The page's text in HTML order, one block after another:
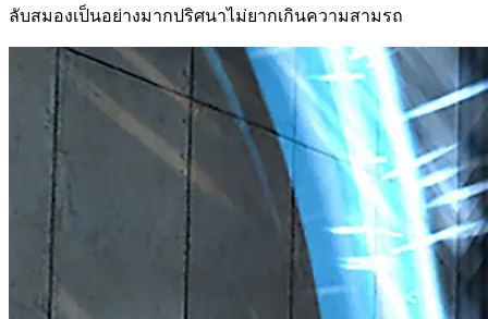
ลับสมองเป็นอย่างมากปริศนาไม่ยากเกินความสามรถ